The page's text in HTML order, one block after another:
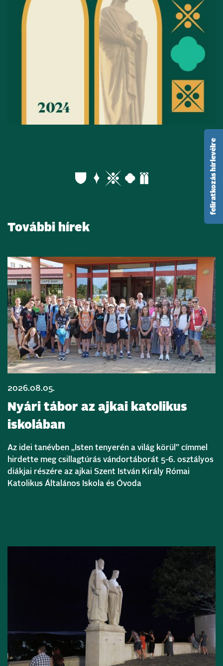
További hírek
2026.08.05.
Nyári tábor az ajkai katolikus
iskolában
Az idei tanévben „Isten tenyerén a világ körül” címmel
hirdette meg csillagtúrás vándortáborát 5-6. osztályos
diákjai részére az ajkai Szent István Király Római
Katolikus Általános Iskola és Óvoda
feliratkozás hírlevélre